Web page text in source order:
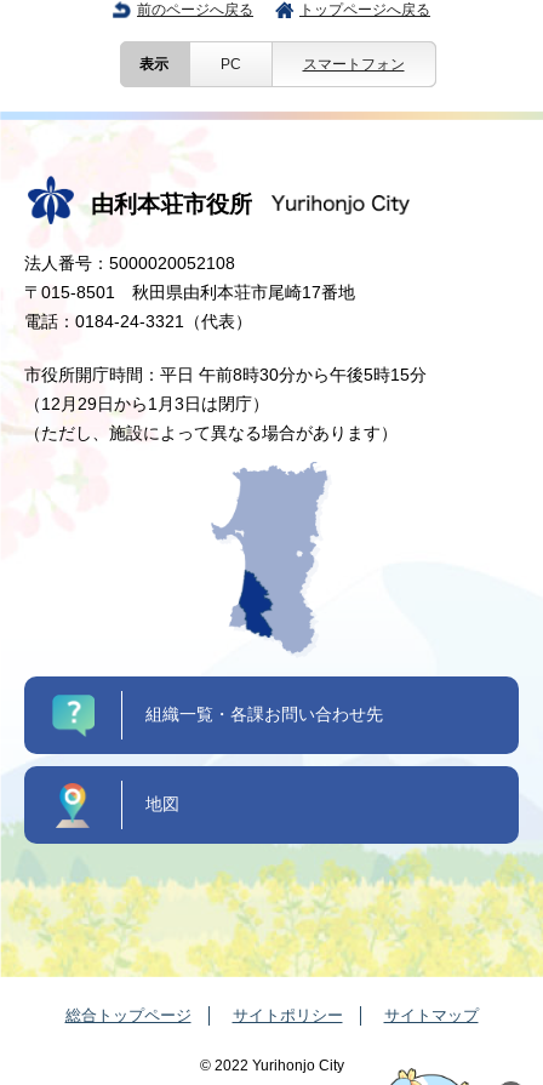
前のページへ戻る トップページへ戻る
表示 PC スマートフォン
由利本荘市役所
法人番号：5000020052108
〒015-8501 秋田県由利本荘市尾崎17番地
電話：0184-24-3321（代表）
市役所開庁時間：平日 午前8時30分から午後5時15分
（12月29日から1月3日は閉庁）
（ただし、施設によって異なる場合があります）
組織一覧・各課お問い合わせ先
地図
総合トップページ サイトポリシー サイトマップ
©️ 2022 Yurihonjo City